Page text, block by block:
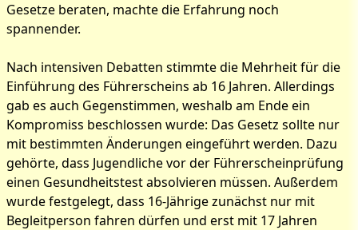
Gesetze beraten, machte die Erfahrung noch
spannender.
Nach intensiven Debatten stimmte die Mehrheit für die
Einführung des Führerscheins ab 16 Jahren. Allerdings
gab es auch Gegenstimmen, weshalb am Ende ein
Kompromiss beschlossen wurde: Das Gesetz sollte nur
mit bestimmten Änderungen eingeführt werden. Dazu
gehörte, dass Jugendliche vor der Führerscheinprüfung
einen Gesundheitstest absolvieren müssen. Außerdem
wurde festgelegt, dass 16-Jährige zunächst nur mit
Begleitperson fahren dürfen und erst mit 17 Jahren